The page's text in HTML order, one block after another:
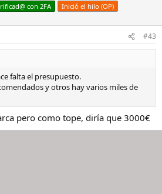
con 2FA Inició el hilo (OP)
#43
falta el presupuesto.
y otros hay varios miles de
pero como tope, diría que 3000€